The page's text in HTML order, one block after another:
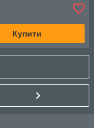
Купити